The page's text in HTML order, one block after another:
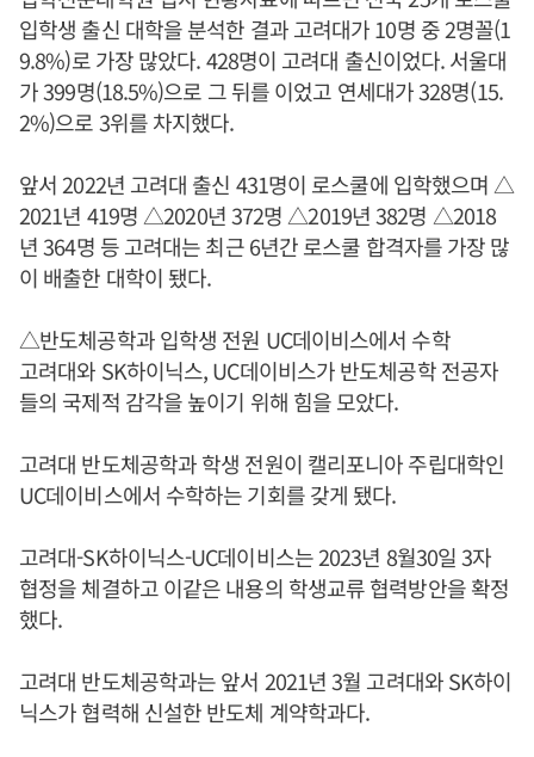
입학생 출신 대학을 분석한 결과 고려대가 10명 중 2명꼴(1
9.8%)로 가장 많았다. 428명이 고려대 출신이었다. 서울대
가 399명(18.5%)으로 그 뒤를 이었고 연세대가 328명(15.
2%)으로 3위를 차지했다.
앞서 2022년 고려대 출신 431명이 로스쿨에 입학했으며 △
2021년 419명 △2020년 372명 △2019년 382명 △2018
년 364명 등 고려대는 최근 6년간 로스쿨 합격자를 가장 많
이 배출한 대학이 됐다.
△반도체공학과 입학생 전원 UC데이비스에서 수학
고려대와 SK하이닉스, UC데이비스가 반도체공학 전공자
들의 국제적 감각을 높이기 위해 힘을 모았다.
고려대 반도체공학과 학생 전원이 캘리포니아 주립대학인
UC데이비스에서 수학하는 기회를 갖게 됐다.
고려대-SK하이닉스-UC데이비스는 2023년 8월30일 3자
협정을 체결하고 이같은 내용의 학생교류 협력방안을 확정
했다.
고려대 반도체공학과는 앞서 2021년 3월 고려대와 SK하이
닉스가 협력해 신설한 반도체 계약학과다.